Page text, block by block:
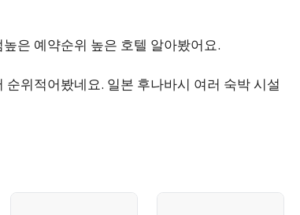
은 예약순위 높은 호텔 알아봤어요.
위적어봤네요. 일본 후나바시 여러 숙박 시설